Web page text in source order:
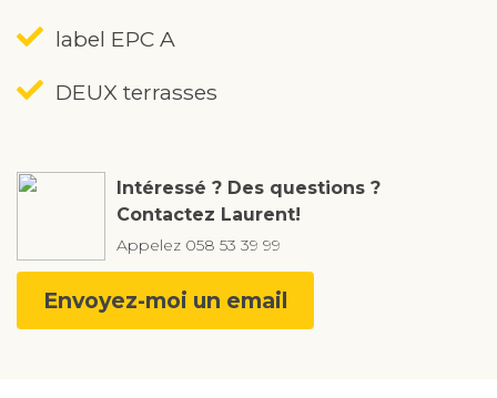
label EPC A
DEUX terrasses
Intéressé ? Des questions ?
Contactez Laurent!
Appelez 058 53 39 99
Envoyez-moi un email